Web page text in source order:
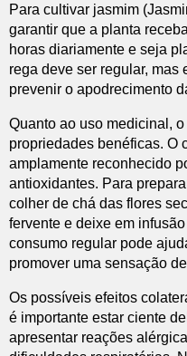
Para cultivar jasmim
garantir que a planta
horas diariamente e seja
rega deve ser regular, mas
prevenir o apodrecimento
Quanto ao uso medicinal,
propriedades benéficas. O
amplamente reconhecido
antioxidantes. Para
colher de chá das flores
fervente e deixe em
consumo regular pode
promover uma sensação
Os possíveis efeitos
é importante estar ciente
apresentar reações